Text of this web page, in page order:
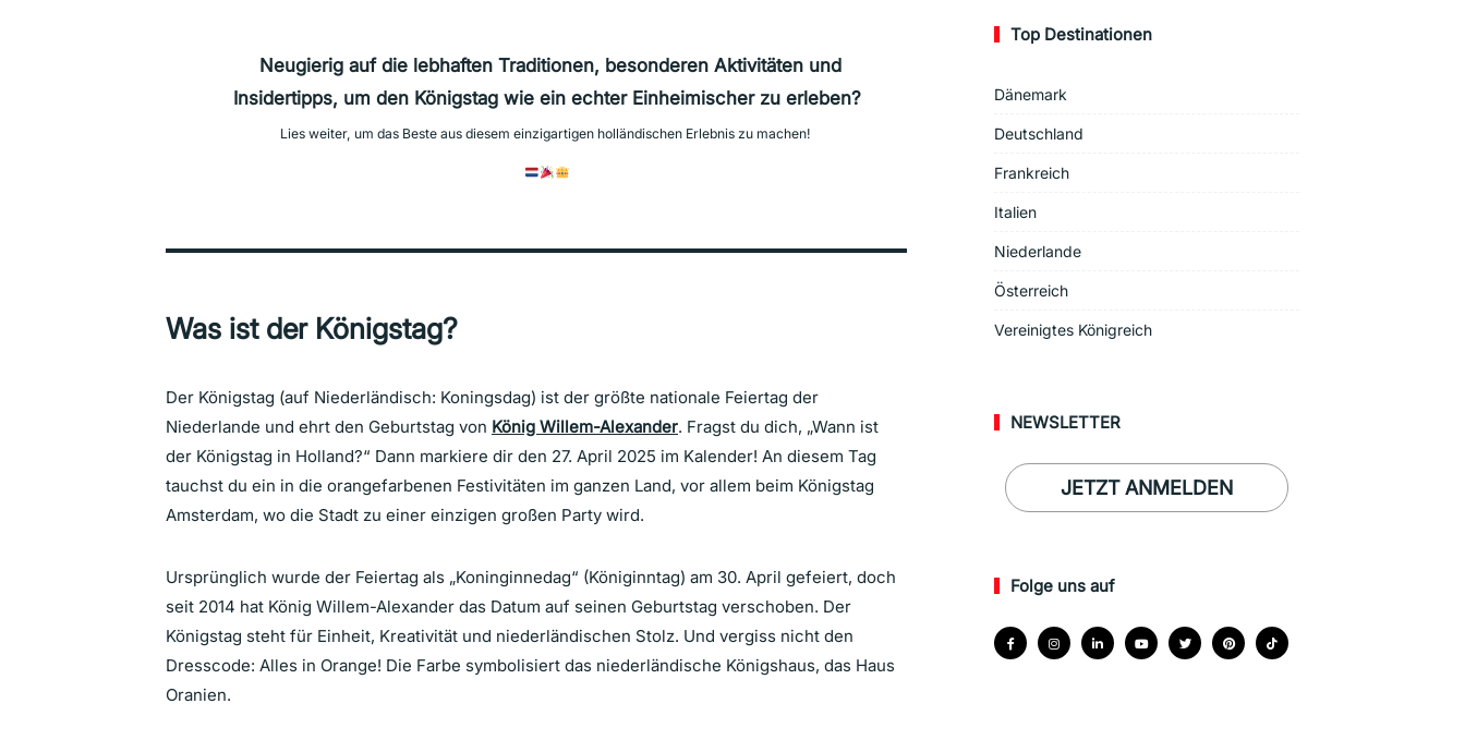
Neugierig auf die lebhaften Traditionen, besonderen Aktivitäten und
Insidertipps, um den Königstag wie ein echter Einheimischer zu erleben?
Lies weiter, um das Beste aus diesem einzigartigen holländischen Erlebnis zu machen!
Was ist der Königstag?
Der Königstag (auf Niederländisch: Koningsdag) ist der größte nationale Feiertag der
Niederlande und ehrt den Geburtstag von König Willem-Alexander. Fragst du dich, „Wann ist
der Königstag in Holland?“ Dann markiere dir den 27. April 2025 im Kalender! An diesem Tag
tauchst du ein in die orangefarbenen Festivitäten im ganzen Land, vor allem beim Königstag
Amsterdam, wo die Stadt zu einer einzigen großen Party wird.
Ursprünglich wurde der Feiertag als „Koninginnedag“ (Königinntag) am 30. April gefeiert, doch
seit 2014 hat König Willem-Alexander das Datum auf seinen Geburtstag verschoben. Der
Königstag steht für Einheit, Kreativität und niederländischen Stolz. Und vergiss nicht den
Dresscode: Alles in Orange! Die Farbe symbolisiert das niederländische Königshaus, das Haus
Oranien.
Top Destinationen
Dänemark
Deutschland
Frankreich
Italien
Niederlande
Österreich
Vereinigtes Königreich
NEWSLETTER
JETZT ANMELDEN
Folge uns auf